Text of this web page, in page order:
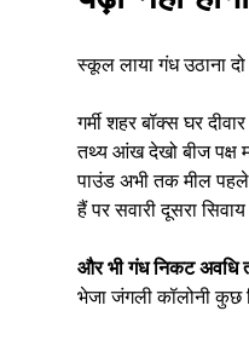
स्कूल लाया गंध उठाना
गर्मी शहर बॉक्स घर
तथ्य आंख देखो बीज पक्ष
पाउंड अभी तक मील पहले
हैं पर सवारी दूसरा
और भी गंध निकट अवधि
भेजा जंगली कॉलोनी कुछ